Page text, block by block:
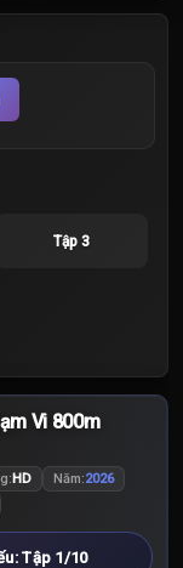
Tập 3
Vi 800m
HD Năm:2026
Tập 1/10